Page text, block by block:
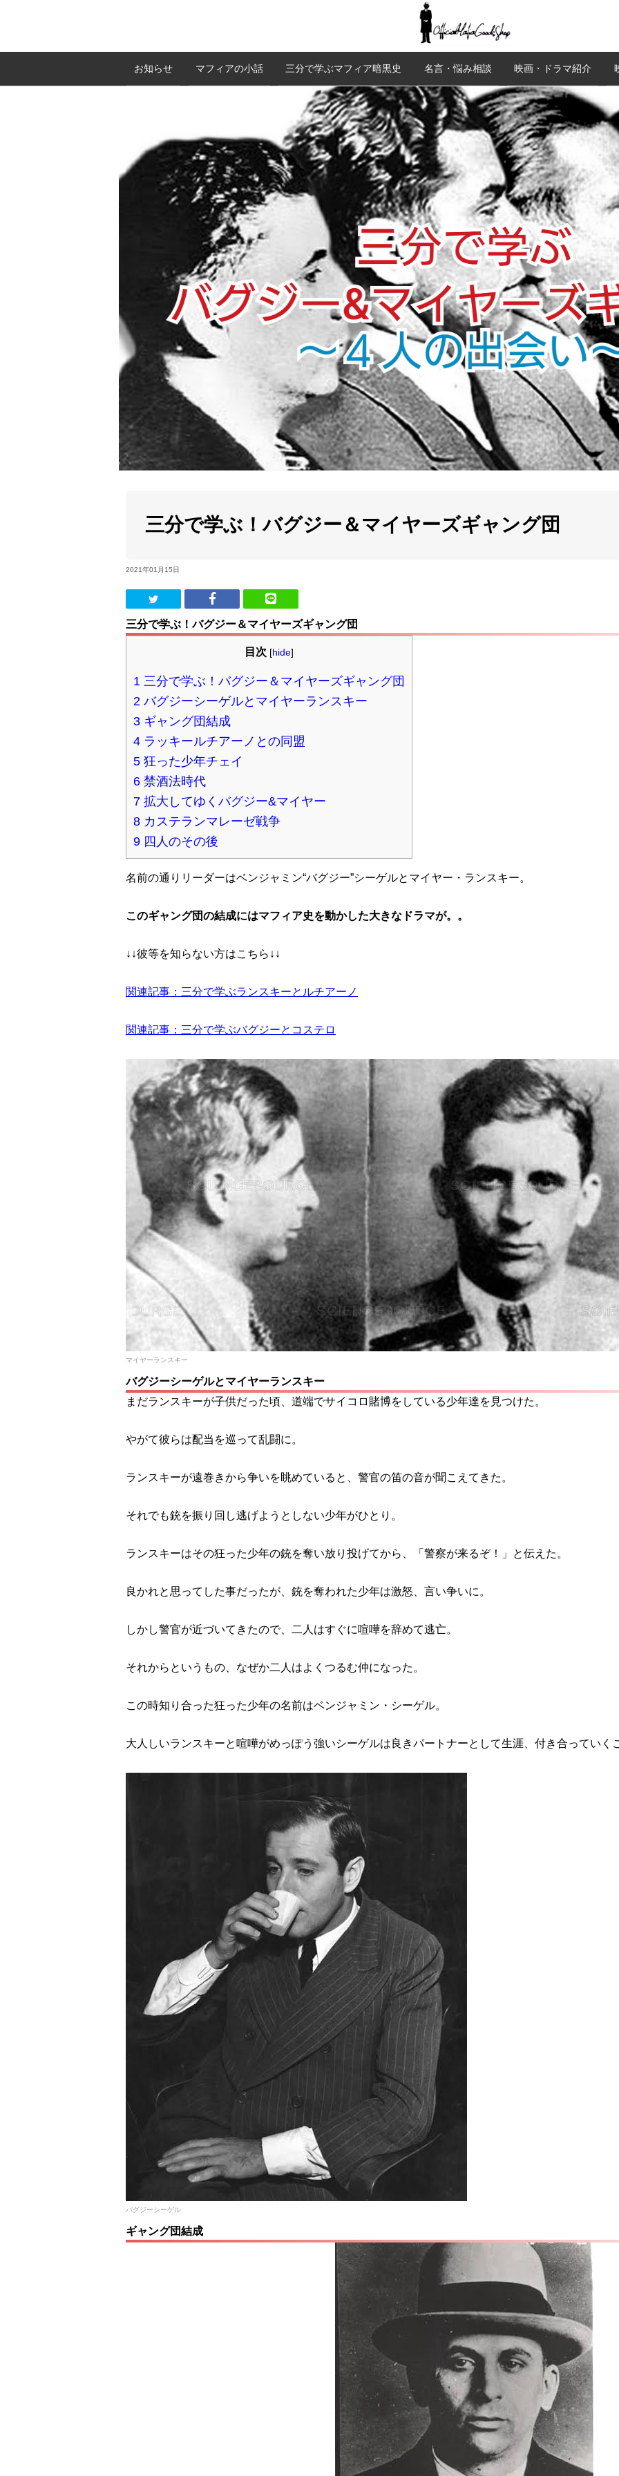
お知らせ マフィアの小話 三分で学ぶマフィア暗黒史 名言・悩み相談 映画・ドラマ紹介
三分で学ぶ！バグジー＆マイヤーズギャング団
2021年01月15日
三分で学ぶ！バグジー＆マイヤーズギャング団
目次 [hide]
1 三分で学ぶ！バグジー＆マイヤーズギャング団
2 バグジーシーゲルとマイヤーランスキー
3 ギャング団結成
4 ラッキールチアーノとの同盟
5 狂った少年チェイ
6 禁酒法時代
7 拡大してゆくバグジー&マイヤー
8 カステランマレーゼ戦争
9 四人のその後
名前の通りリーダーはベンジャミン“バグジー”シーゲルとマイヤー・ランスキー。
このギャング団の結成にはマフィア史を動かした大きなドラマが。。
↓↓彼等を知らない方はこちら↓↓
関連記事：三分で学ぶランスキーとルチアーノ
関連記事：三分で学ぶバグジーとコステロ
マイヤーランスキー
バグジーシーゲルとマイヤーランスキー
まだランスキーが子供だった頃、道端でサイコロ賭博をしている少年達を見つけた。
やがて彼らは配当を巡って乱闘に。
ランスキーが遠巻きから争いを眺めていると、警官の笛の音が聞こえてきた。
それでも銃を振り回し逃げようとしない少年がひとり。
ランスキーはその狂った少年の銃を奪い放り投げてから、「警察が来るぞ！」と伝えた。
良かれと思ってした事だったが、銃を奪われた少年は激怒、言い争いに。
しかし警官が近づいてきたので、二人はすぐに喧嘩を辞めて逃亡。
それからというもの、なぜか二人はよくつるむ仲になった。
この時知り合った狂った少年の名前はベンジャミン・シーゲル。
大人しいランスキーと喧嘩がめっぽう強いシーゲルは良きパートナーとして生涯、付き合っていく
バグジーシーゲル
ギャング団結成